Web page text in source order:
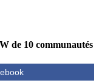
de 10 communautés